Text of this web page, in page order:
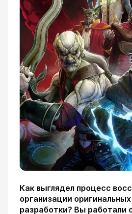
Как выглядел процесс
организации
разработки? Вы работали